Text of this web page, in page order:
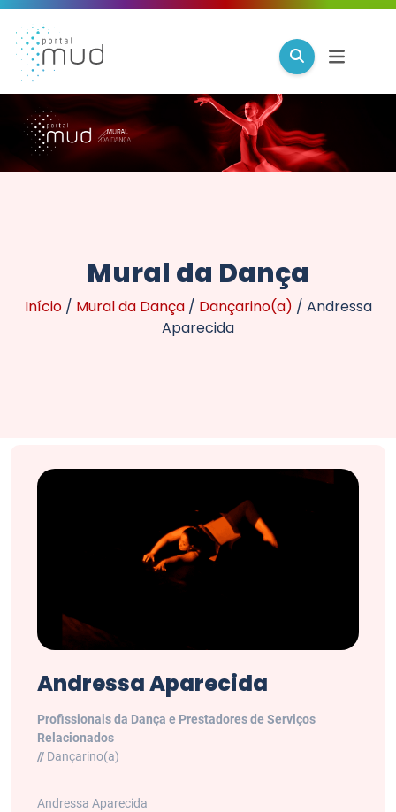
Mural da Dança
Início/ Mural da Dança/ Dançarino(a) / Andressa
Aparecida
Andressa Aparecida
Profissionais da Dança e Prestadores de Serviços
Relacionados
// Dançarino(a)
Andressa Aparecida